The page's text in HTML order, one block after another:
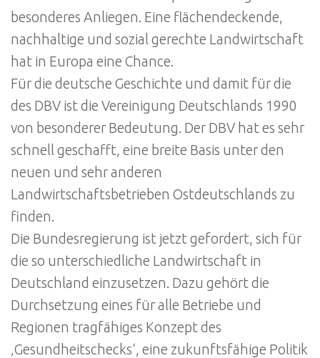
besonderes Anliegen. Eine flächendeckende,
nachhaltige und sozial gerechte Landwirtschaft
hat in Europa eine Chance.
Für die deutsche Geschichte und damit für die
des DBV ist die Vereinigung Deutschlands 1990
von besonderer Bedeutung. Der DBV hat es sehr
schnell geschafft, eine breite Basis unter den
neuen und sehr anderen
Landwirtschaftsbetrieben Ostdeutschlands zu
finden.
Die Bundesregierung ist jetzt gefordert, sich für
die so unterschiedliche Landwirtschaft in
Deutschland einzusetzen. Dazu gehört die
Durchsetzung eines für alle Betriebe und
Regionen tragfähiges Konzept des
‚Gesundheitschecks‘, eine zukunftsfähige Politik